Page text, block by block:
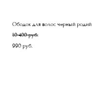
Ободок для волос черный родий
10 400 pуб.
990 pуб.